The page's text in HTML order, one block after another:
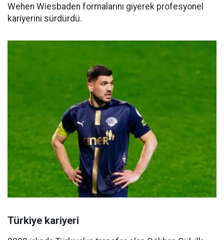
Wehen Wiesbaden formalarını giyerek profesyonel
kariyerini sürdürdü.
Türkiye kariyeri